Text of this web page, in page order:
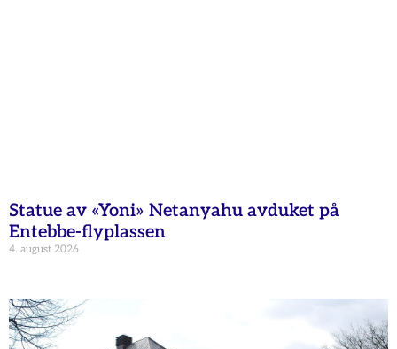
Statue av «Yoni» Netanyahu avduket på
Entebbe-flyplassen
4. august 2026